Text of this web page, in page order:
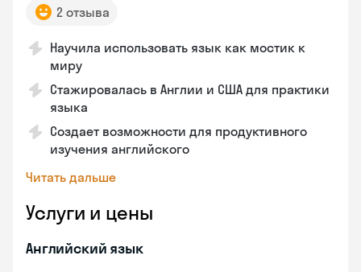
2 отзыва
Научила использовать язык как мостик к
миру
Стажировалась в Англии и США для практики
языка
Создает возможности для продуктивного
изучения английского
Читать дальше
Услуги и цены
Английский язык